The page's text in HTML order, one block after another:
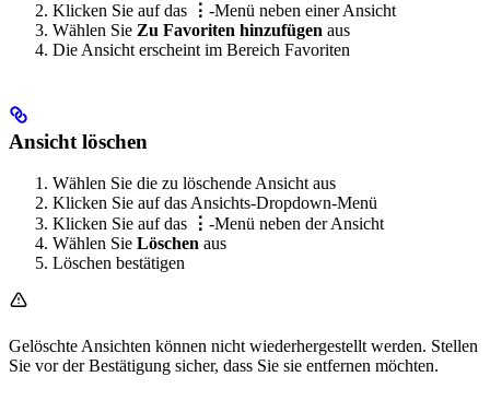
Klicken Sie auf das
⋮ -Menü neben einer Ansicht
Wählen Sie Zu Favoriten hinzufügen aus
Die Ansicht erscheint im Bereich Favoriten
Ansicht löschen
Wählen Sie die zu löschende Ansicht aus
Klicken Sie auf das Ansichts-Dropdown-Menü
Klicken Sie auf das
⋮ -Menü neben der Ansicht
Wählen Sie Löschen aus
Löschen bestätigen
Gelöschte Ansichten können nicht wiederhergestellt werden. Stellen
Sie vor der Bestätigung sicher, dass Sie sie entfernen möchten.